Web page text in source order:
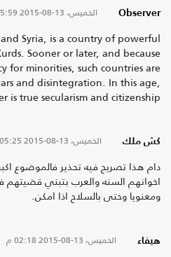
Observer الخميس، 13-08-2015
Syria, is a country of powerful
Sooner or later, and because
for minorities, such countries are
and disintegration. In this age,
is true secularism and citizenship
كش ملك الخميس، 13-08-2015 05:25 م
دام هذا تصريح فيه تحذير فالموضوع
اخوانهم السنه والعرب بتبني قضيتهم
ومعنويا وحتى بالسلاح اذا امكن.
هيفاء الخميس، 13-08-2015 02:18 م